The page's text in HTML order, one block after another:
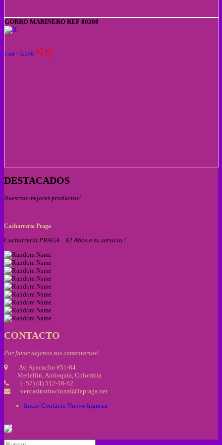
GORRO MARINERO REF 80308
Cod : 32259 share
DESTACADOS
Nuestros mejores productos!
Cacharreria Praga
Cacharrería PRAGA .. 42 Años a su servicio !
CONTACTO
Por favor dejenos sus comentarios!
Av. Ayacucho #51-84
Medellin, Antioquia, Colombia
(+57) (4) 512-18-52
ventasinstitucional@lapraga.net
Inicio Contacto Nuevo Ingresar